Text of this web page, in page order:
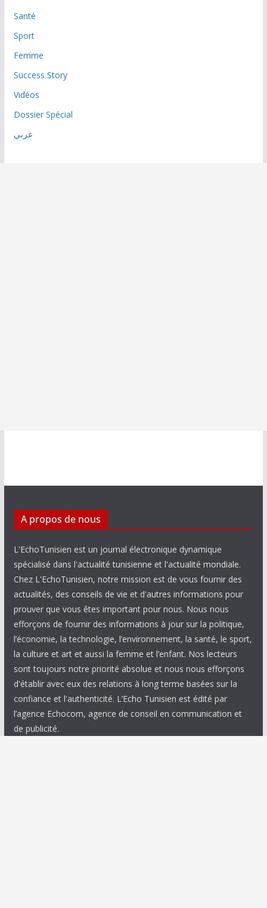
Santé
Sport
Femme
Success Story
Vidéos
Dossier Spécial
عربي
A propos de nous
L'EchoTunisien est un journal électronique dynamique
spécialisé dans l'actualité tunisienne et l'actualité mondiale.
Chez L'EchoTunisien, notre mission est de vous fournir des
actualités, des conseils de vie et d'autres informations pour
prouver que vous êtes important pour nous. Nous nous
efforçons de fournir des informations à jour sur la politique,
l’économie, la technologie, l’environnement, la santé, le sport,
la culture et art et aussi la femme et l’enfant. Nos lecteurs
sont toujours notre priorité absolue et nous nous efforçons
d'établir avec eux des relations à long terme basées sur la
confiance et l'authenticité. L’Echo Tunisien est édité par
l’agence Echocom, agence de conseil en communication et
de publicité.